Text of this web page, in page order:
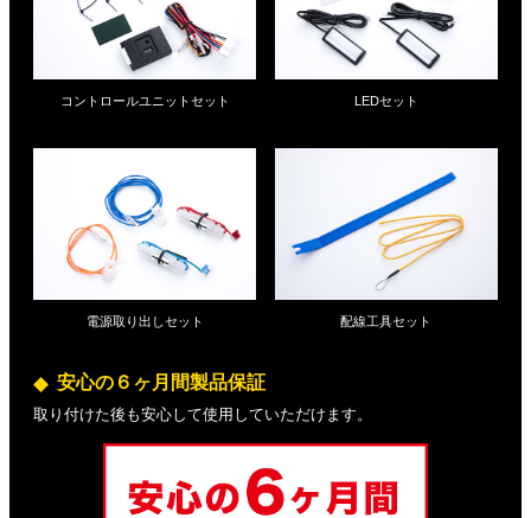
コントロールユニットセット LEDセット
電源取り出しセット 配線工具セット
安心の６ヶ月間製品保証
取り付けた後も安心して使用していただけます。